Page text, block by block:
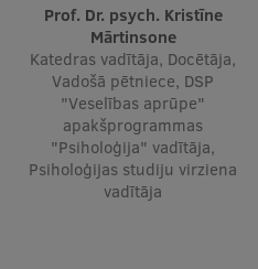
Vēsture un tradīcijas
Identitāte
RSU fonds
Aula
Muzeji un ekspozīcijas
Prof. Dr. psych. Kristīne
Mārtinsone
Katedras vadītāja, Docētāja,
Vadošā pētniece, DSP
"Veselības aprūpe"
apakšprogrammas
"Psiholoģija" vadītāja,
Psiholoģijas studiju virziena
vadītāja